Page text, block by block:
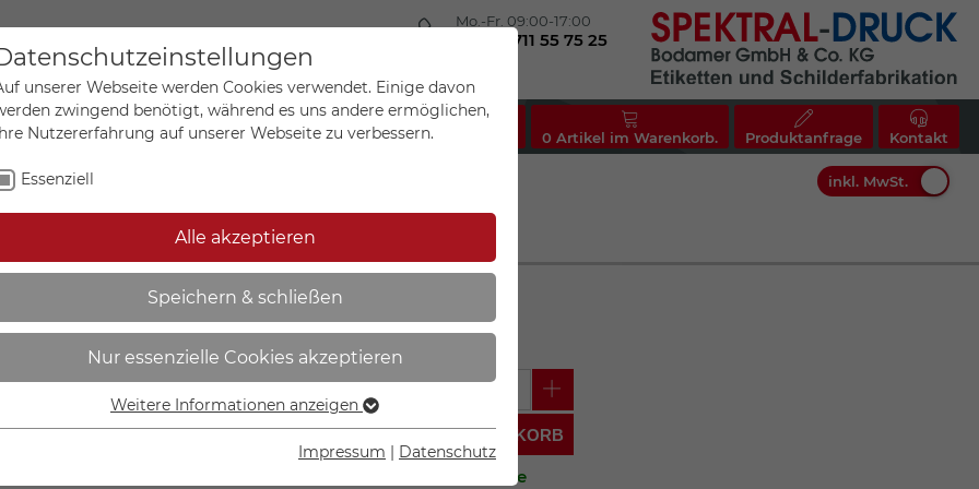
Mo.-Fr. 09:00-17:00
+49 (0)711 55 75 25
Mein Konto 0 Artikel im Warenkorb. Produktanfrage Kontakt
Sonderanfertigungen inkl. MwSt.
benutzen - 21.A7327
IN DEN WARENKORB
Lieferzeit Werktage
unserer Webseite werden Cookies verwendet. Einige davon
zwingend benötigt, während es uns andere ermöglichen,
Nutzererfahrung auf unserer Webseite zu verbessern.
Essenziell
Alle akzeptieren
Speichern & schließen
Nur essenzielle Cookies akzeptieren
Essenzielle Cookies werden für grundlegende Funktionen der
Weitere Informationen anzeigen
Impressum Datenschutz